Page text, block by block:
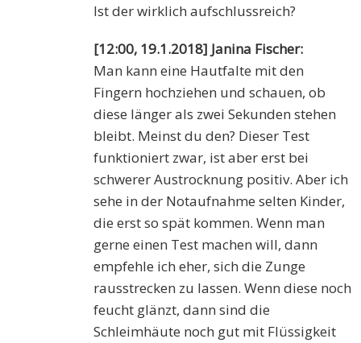
Ist der wirklich aufschlussreich?
[12:00, 19.1.2018] Janina Fischer:
Man kann eine Hautfalte mit den
Fingern hochziehen und schauen, ob
diese länger als zwei Sekunden stehen
bleibt. Meinst du den? Dieser Test
funktioniert zwar, ist aber erst bei
schwerer Austrocknung positiv. Aber ich
sehe in der Notaufnahme selten Kinder,
die erst so spät kommen. Wenn man
gerne einen Test machen will, dann
empfehle ich eher, sich die Zunge
rausstrecken zu lassen. Wenn diese noch
feucht glänzt, dann sind die
Schleimhäute noch gut mit Flüssigkeit